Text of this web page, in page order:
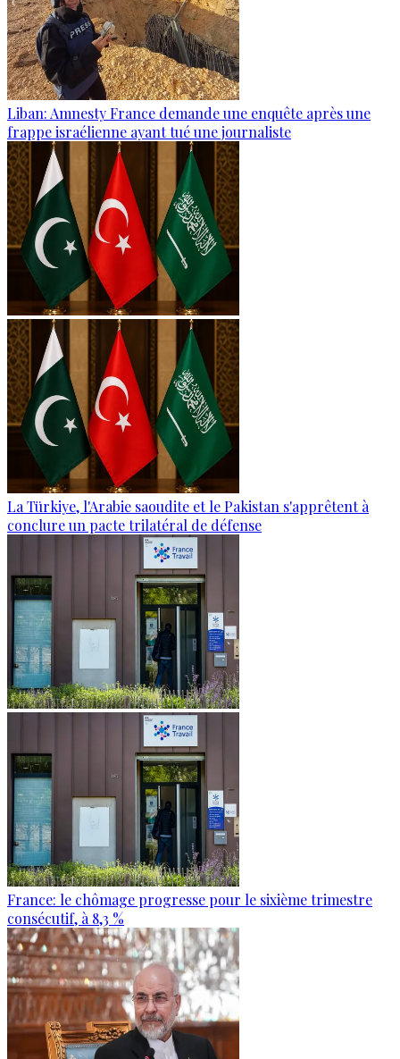
Liban: Amnesty France demande une enquête après une
frappe israélienne ayant tué une journaliste
La Türkiye, l'Arabie saoudite et le Pakistan s'apprêtent à
conclure un pacte trilatéral de défense
France: le chômage progresse pour le sixième trimestre
consécutif, à 8,3 %